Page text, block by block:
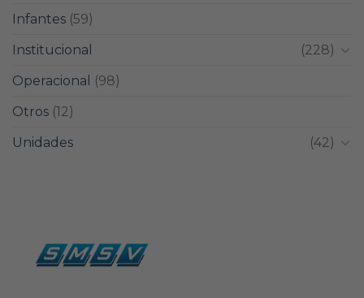
Infantes (59)
Institucional
(228)
Operacional
(98)
Otros (12)
Unidades
(42)